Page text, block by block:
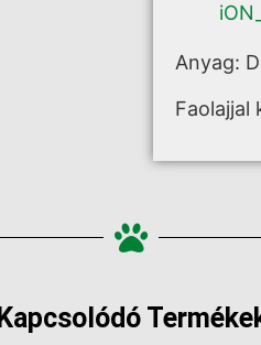
Anyag:
Faolajjal
Kapcsolódó